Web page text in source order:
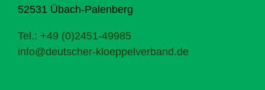
52531 Übach-Palenberg
Tel.: +49 (0)2451-49985
info@deutscher-kloeppelverband.de